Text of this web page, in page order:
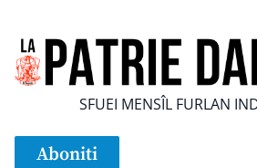
SFUEI MENSÎL FURLAN
Aboniti